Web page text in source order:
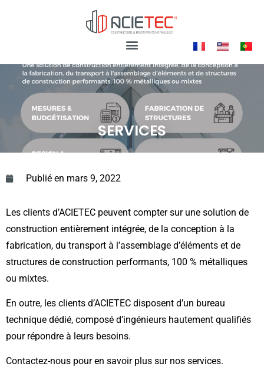
SERVICES
Publié en mars 9, 2022
Les clients d’ACIETEC peuvent compter sur une solution de
construction entièrement intégrée, de la conception à la
fabrication, du transport à l’assemblage d’éléments et de
structures de construction performants, 100 % métalliques
ou mixtes.
En outre, les clients d’ACIETEC disposent d’un bureau
technique dédié, composé d’ingénieurs hautement qualifiés
pour répondre à leurs besoins.
Contactez-nous pour en savoir plus sur nos services.